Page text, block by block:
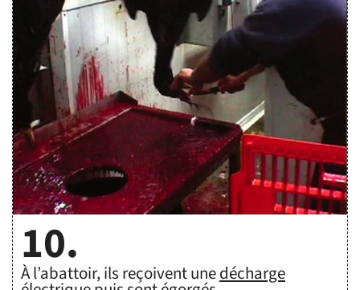
10.
À l’abattoir, ils reçoivent unedécharge